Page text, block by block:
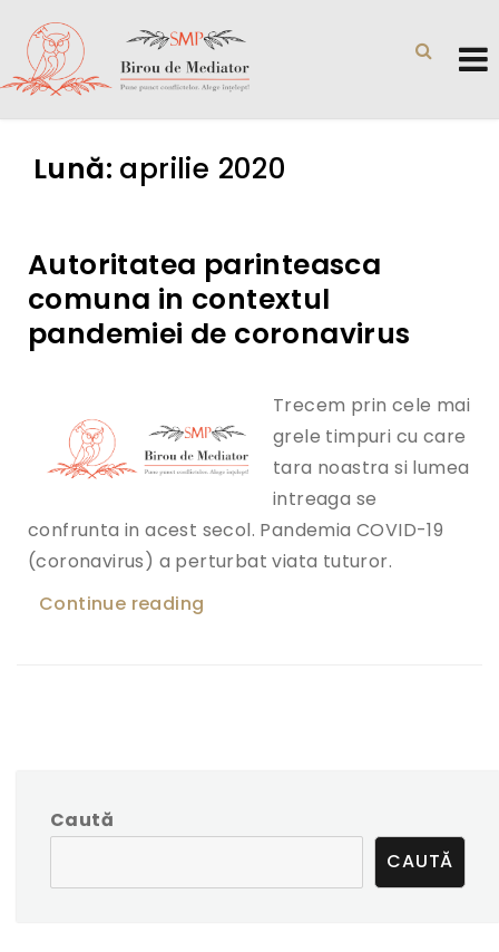
Lună: aprilie 2020
Autoritatea parinteasca
comuna in contextul
pandemiei de coronavirus
Trecem prin cele mai
grele timpuri cu care
tara noastra si lumea
intreaga se
confrunta in acest secol. Pandemia COVID-19
(coronavirus) a perturbat viata tuturor.
Continue reading
Caută
CAUTĂ